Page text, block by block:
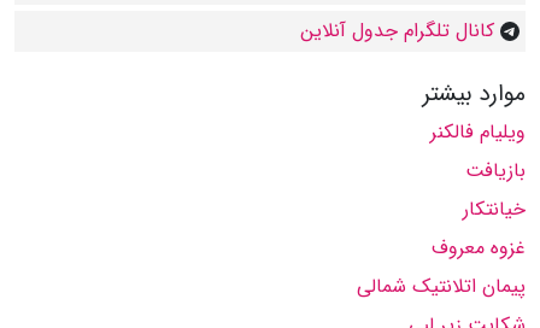
کانال تلگرام جدول آنلاین
موارد بیشتر
ویلیام فالکنر
بازیافت
خیانتکار
غزوه معروف
پیمان اتلانتیک شمالی